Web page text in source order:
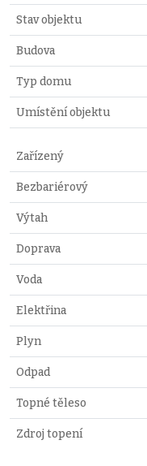
Stav objektu
Budova
Typ domu
Umístění objektu
Zařízený
Bezbariérový
Výtah
Doprava
Voda
Elektřina
Plyn
Odpad
Topné těleso
Zdroj topení